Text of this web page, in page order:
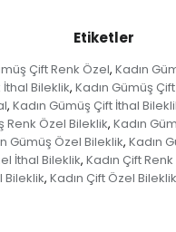
Etiketler
Çift Renk Özel, Kadın
İthal Bileklik, Kadın Gümüş
, Kadın Gümüş Çift İthal
Renk Özel Bileklik, Kadın
Gümüş Özel Bileklik, Kadın
İthal Bileklik, Kadın Çift
Bileklik, Kadın Çift Özel Bileklik